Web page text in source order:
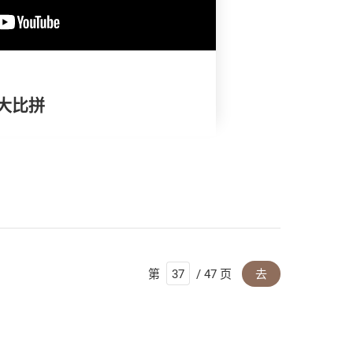
比拼
第 / 47 页 去